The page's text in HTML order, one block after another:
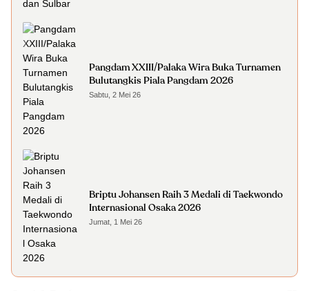
Pangdam XXIII/Palaka Wira Buka Turnamen
Bulutangkis Piala Pangdam 2026
Sabtu, 2 Mei 26
Briptu Johansen Raih 3 Medali di Taekwondo
Internasional Osaka 2026
Jumat, 1 Mei 26